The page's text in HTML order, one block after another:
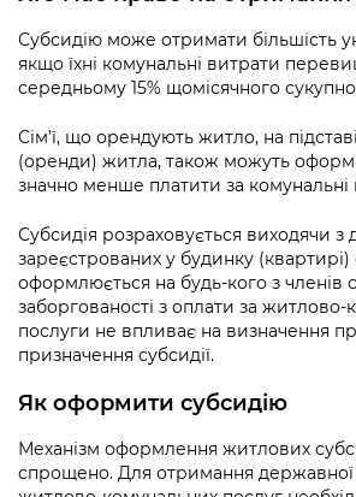
Проєкти розпоряджень, що
перебувають на погодженні
Рішення Київради
Контактна інформація
Графік роботи та прийому
Вакансії
Статистика
Звернення громадян
Регуляторна діяльність
Дороги, транспорт та парковки
Містобудування та земельні
Культура, спорт, дозвілля
Бізнес та ліцензування
Фінанси та бюджет
Безпека та правопорядок
Ритуальні послуги
Іноземцям / For foreigners
Громадський бюджет
Громадська рада
Петиції
Відкритий бюджет
Контактний центр
осіб при Київській міській
адміністрації
Інформація з обмеженим
Подати запит онлайн
Проекти нормативно-правових
інших актів
Нормативна база
Питання і відповіді про публічну
інформацію
Порядок оскарження рішень,
Звіти про опрацювання запитів
публічну інформацію
Медіагалерея
Підписатися на новини та
from the KCSA
Порядок акредитації медіа /
Подати журналістський запит /
Submitting a media request
Зйомки в лікарнях в умовах
стану / Rules for media coverage
hospitals at work under martial law
Контакти для медіа / Contacts
media
Портал Послуг
Субсидію може отримати більшість
якщо їхні комунальні витрати
середньому 15% щомісячного
Сім’ї, що орендують житло, на
(оренди) житла, також можуть
значно менше платити за комунальні
Субсидія розраховується виходячи з
зареєстрованих у будинку (квартирі)
оформлюється на будь-кого з членів
заборгованості з оплати за житлово-
послуги не впливає на визначення
призначення субсидії.
Як оформити субсидію
Механізм оформлення житлових
спрощено. Для отримання державної